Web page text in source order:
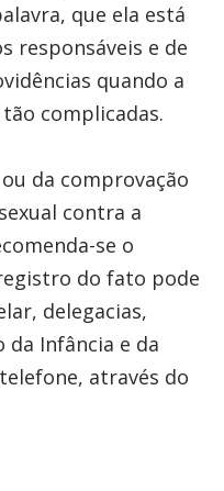
que ela está
responsáveis e de
quando a
complicadas.
da comprovação
contra a
se o
do fato pode
delegacias,
da Infância e da
através do